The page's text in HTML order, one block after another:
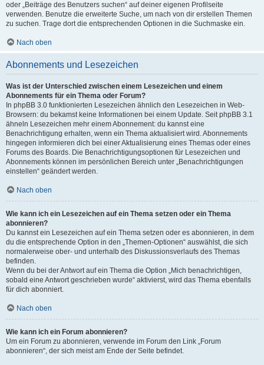
oder „Beiträge des Benutzers suchen“ auf deiner eigenen Profilseite
verwenden. Benutze die erweiterte Suche, um nach von dir erstellen Themen
zu suchen. Trage dort die entsprechenden Optionen in die Suchmaske ein.
Nach oben
Abonnements und Lesezeichen
Was ist der Unterschied zwischen einem Lesezeichen und einem
Abonnements für ein Thema oder Forum?
In phpBB 3.0 funktionierten Lesezeichen ähnlich den Lesezeichen in Web-
Browsern: du bekamst keine Informationen bei einem Update. Seit phpBB 3.1
ähneln Lesezeichen mehr einem Abonnement: du kannst eine
Benachrichtigung erhalten, wenn ein Thema aktualisiert wird. Abonnements
hingegen informieren dich bei einer Aktualisierung eines Themas oder eines
Forums des Boards. Die Benachrichtigungsoptionen für Lesezeichen und
Abonnements können im persönlichen Bereich unter „Benachrichtigungen
einstellen“ geändert werden.
Nach oben
Wie kann ich ein Lesezeichen auf ein Thema setzen oder ein Thema
abonnieren?
Du kannst ein Lesezeichen auf ein Thema setzen oder es abonnieren, in dem
du die entsprechende Option in den „Themen-Optionen“ auswählst, die sich
normalerweise ober- und unterhalb des Diskussionsverlaufs des Themas
befinden.
Wenn du bei der Antwort auf ein Thema die Option „Mich benachrichtigen,
sobald eine Antwort geschrieben wurde“ aktivierst, wird das Thema ebenfalls
für dich abonniert.
Nach oben
Wie kann ich ein Forum abonnieren?
Um ein Forum zu abonnieren, verwende im Forum den Link „Forum
abonnieren“, der sich meist am Ende der Seite befindet.